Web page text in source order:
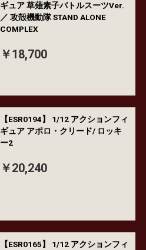
ギュア 草薙素子バトルスーツVer.
／ 攻殻機動隊 STAND ALONE
COMPLEX
￥18,700
【ESR0194】 1/12 アクションフィ
ギュア アポロ・クリード/ ロッキ
ー2
￥20,240
【ESR0165】 1/12 アクションフィ